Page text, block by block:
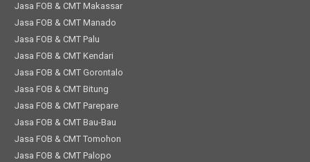
Jasa FOB & CMT Makassar
Jasa FOB & CMT Manado
Jasa FOB & CMT Palu
Jasa FOB & CMT Kendari
Jasa FOB & CMT Gorontalo
Jasa FOB & CMT Bitung
Jasa FOB & CMT Parepare
Jasa FOB & CMT Bau-Bau
Jasa FOB & CMT Tomohon
Jasa FOB & CMT Palopo